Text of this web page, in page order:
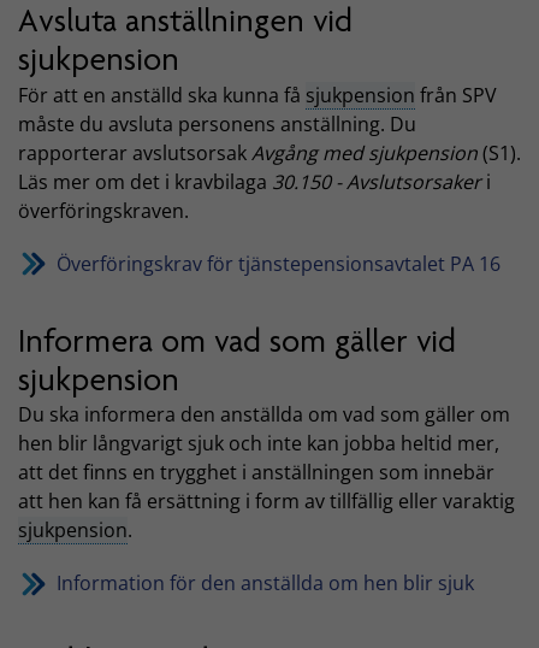
Avsluta anställningen vid
sjukpension
För att en anställd ska kunna få sjukpension från SPV
måste du avsluta personens anställning. Du
rapporterar avslutsorsakAvgång med sjukpension(S1).
Läs mer om det i kravbilaga 30.150 - Avslutsorsakeri
överföringskraven.
Överföringskrav för tjänstepensionsavtalet PA 16
Informera om vad som gäller vid
sjukpension
Du ska informera den anställda om vad som gäller om
hen blir långvarigt sjuk och inte kan jobba heltid mer,
att det finns en trygghet i anställningen som innebär
att hen kan få ersättning i form av tillfällig eller varaktig
sjukpension.
Information för den anställda om hen blir sjuk